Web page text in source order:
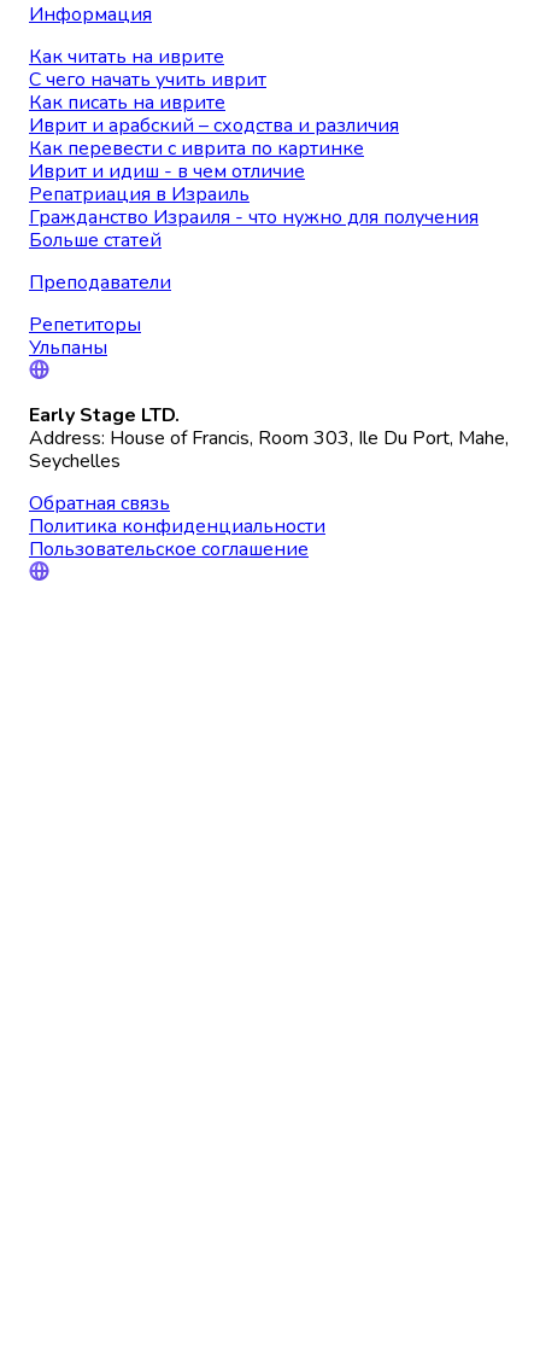
Информация
Как читать на иврите
С чего начать учить иврит
Как писать на иврите
Иврит и арабский – сходства и различия
Как перевести с иврита по картинке
Иврит и идиш - в чем отличие
Репатриация в Израиль
Гражданство Израиля - что нужно для получения
Больше статей
Преподаватели
Репетиторы
Ульпаны
Early Stage LTD.
Address: House of Francis, Room 303, Ile Du Port, Mahe,
Seychelles
Обратная связь
Политика конфиденциальности
Пользовательское соглашение